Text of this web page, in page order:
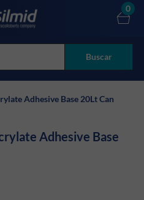
Buscar
0
Adhesive Base 20Lt Can
Adhesive Base